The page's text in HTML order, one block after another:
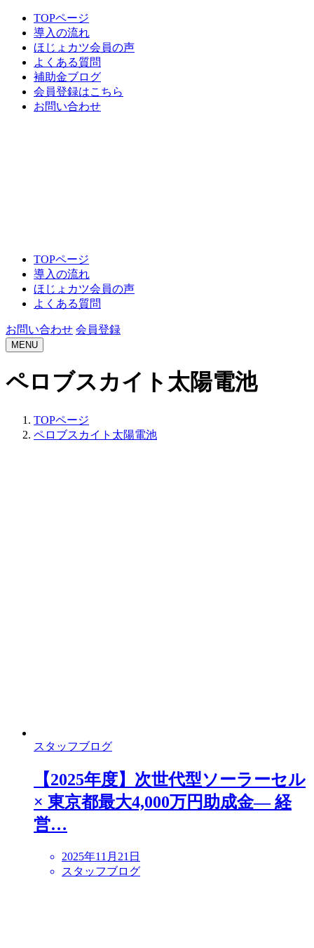
TOPページ
導入の流れ
ほじょカツ会員の声
よくある質問
補助金ブログ
会員登録はこちら
お問い合わせ
TOPページ
導入の流れ
ほじょカツ会員の声
よくある質問
お問い合わせ 会員登録
MENU
ペロブスカイト太陽電池
TOPページ
ペロブスカイト太陽電池
スタッフブログ
【2025年度】次世代型ソーラーセル
× 東京都最大4,000万円助成金― 経
営…
2025年11月21日
スタッフブログ